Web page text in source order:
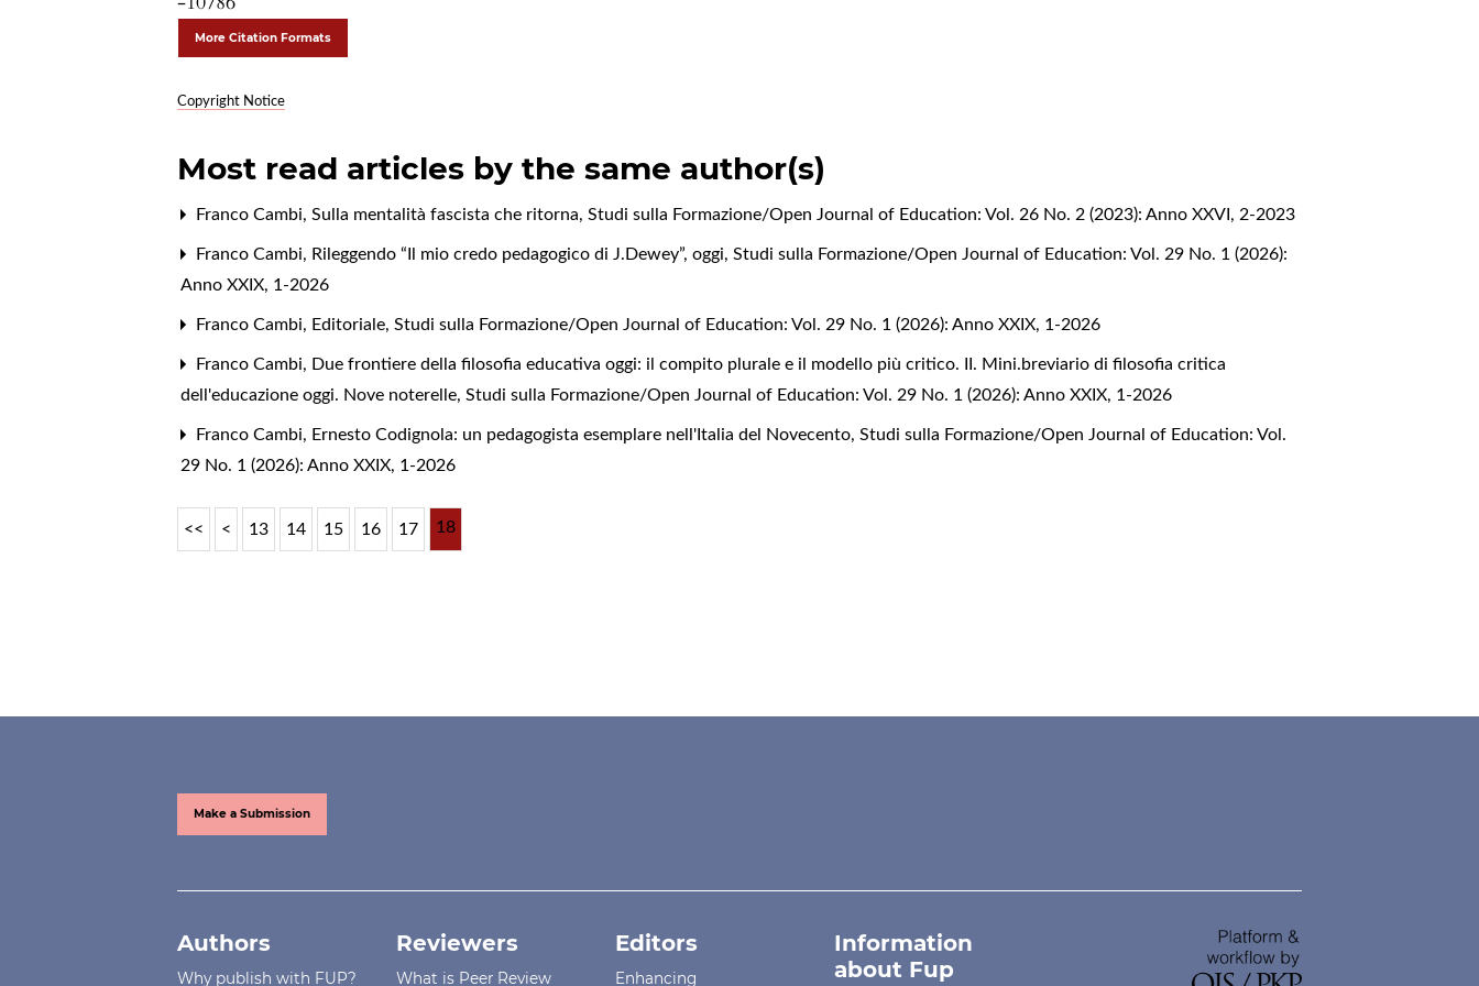
More Citation Formats
Copyright Notice
Most read articles by the same author(s)
Franco Cambi,Sulla mentalità fascista che ritorna,Studi sulla Formazione/Open Journal of Education: Vol. 26 No. 2 (2023): Anno XXVI, 2-2023
Franco Cambi, Rileggendo “Il mio credo pedagogico di J.Dewey”, oggi,Studi sulla Formazione/Open Journal of Education: Vol. 29 No. 1 (2026):
Anno XXIX, 1-2026
Franco Cambi, Editoriale,Studi sulla Formazione/Open Journal of Education: Vol. 29 No. 1 (2026): Anno XXIX, 1-2026
Franco Cambi, Due frontiere della filosofia educativa oggi: il compito plurale e il modello più critico. II. Mini.breviario di filosofia critica
dell'educazione oggi. Nove noterelle,Studi sulla Formazione/Open Journal of Education: Vol. 29 No. 1 (2026): Anno XXIX, 1-2026
Franco Cambi, Ernesto Codignola: un pedagogista esemplare nell'Italia del Novecento,Studi sulla Formazione/Open Journal of Education: Vol.
29 No. 1 (2026): Anno XXIX, 1-2026
<< < 13 14 15 16 17 18
Make a Submission
Authors
Why publish with FUP?
Reviewers
What is Peer Review
Editors
Enhancing
Information
about Fup